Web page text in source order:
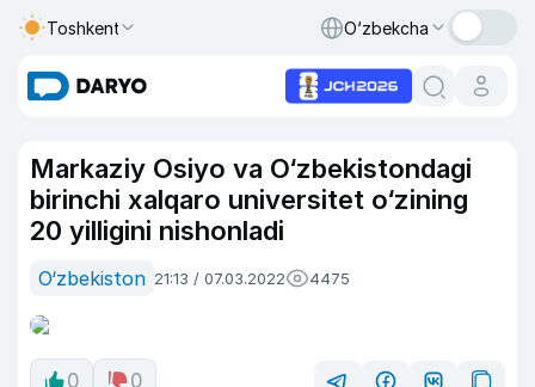
Toshkent O‘zbekcha
Markaziy Osiyo va O‘zbekistondagi
birinchi xalqaro universitet o‘zining
20 yilligini nishonladi
O‘zbekiston 21:13 / 07.03.2022 4475
0 0